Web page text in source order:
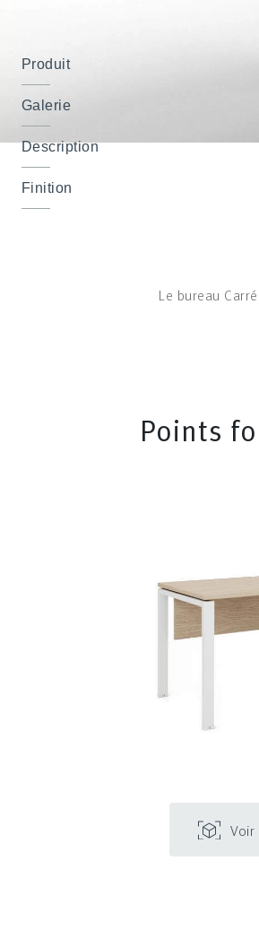
Produit
Galerie
Description
Finition
Le bureau
Points
Voir